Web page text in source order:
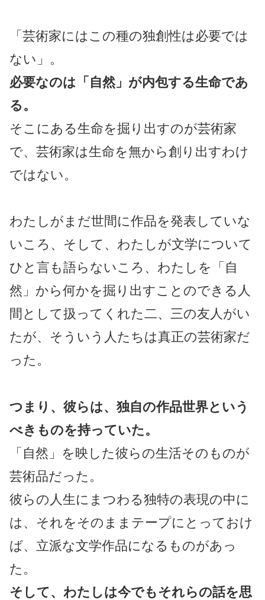
「芸術家にはこの種の独創性は必要では
ない」。
必要なのは「自然」が内包する生命であ
る。
そこにある生命を掘り出すのが芸術家
で、芸術家は生命を無から創り出すわけ
ではない。
わたしがまだ世間に作品を発表していな
いころ、そして、わたしが文学について
ひと言も語らないころ、わたしを「自
然」から何かを掘り出すことのできる人
間として扱ってくれた二、三の友人がい
たが、そういう人たちは真正の芸術家だ
った。
つまり、彼らは、独自の作品世界という
べきものを持っていた。
「自然」を映した彼らの生活そのものが
芸術品だった。
彼らの人生にまつわる独特の表現の中に
は、それをそのままテープにとっておけ
ば、立派な文学作品になるものがあっ
た。
そして、わたしは今でもそれらの話を思